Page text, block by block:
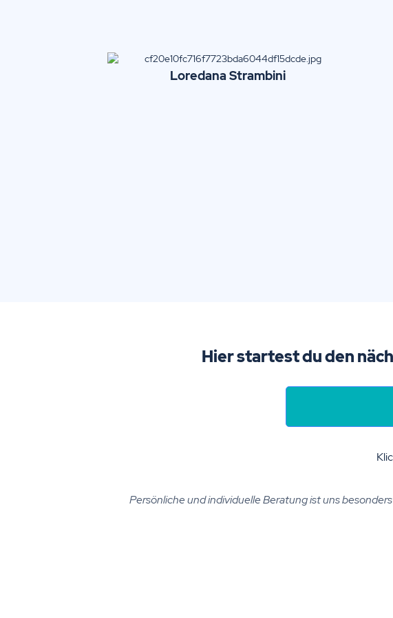
Loredana Strambini
Hier startest du den
Persönliche und individuelle Beratung ist uns